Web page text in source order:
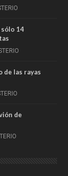
14
las rayas
de